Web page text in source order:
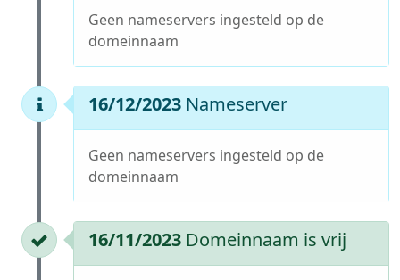
Geen nameservers ingesteld op de
domeinnaam
16/12/2023 Nameserver
Geen nameservers ingesteld op de
domeinnaam
16/11/2023 Domeinnaam is vrij